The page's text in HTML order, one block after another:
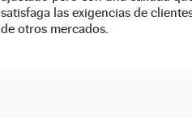
satisfaga las exigencias de
de otros mercados.